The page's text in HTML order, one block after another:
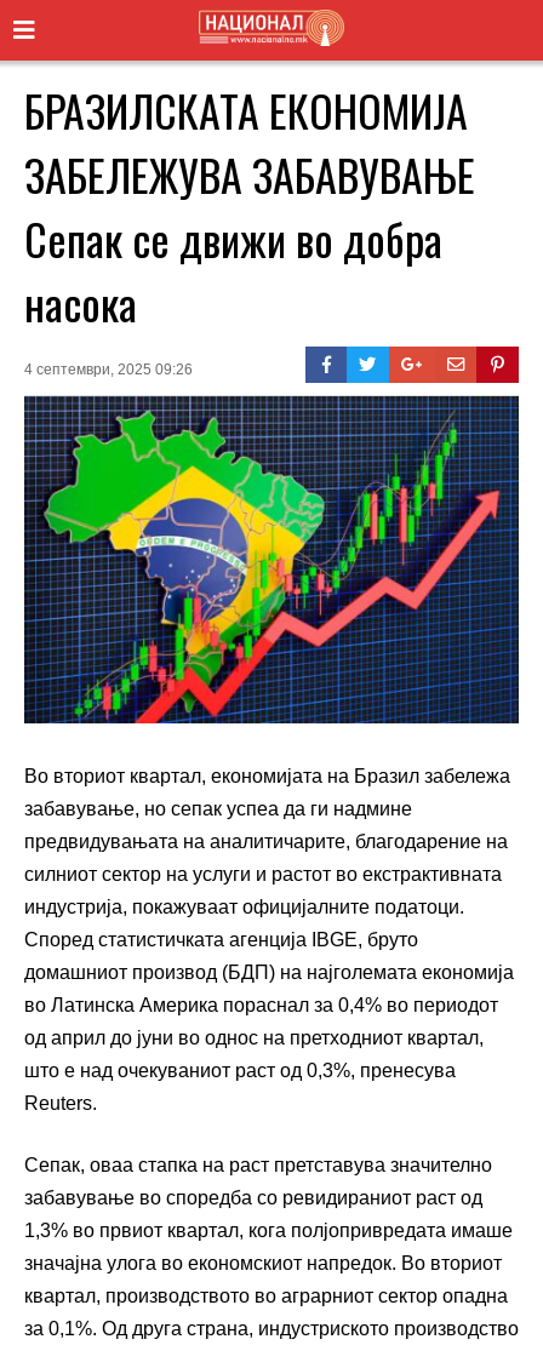
БРАЗИЛСКАТА ЕКОНОМИЈА
ЗАБЕЛЕЖУВА ЗАБАВУВАЊЕ
Сепак се движи во добра
насока
4 септември, 2025 09:26
Во вториот квартал, економијата на Бразил забележа
забавување, но сепак успеа да ги надмине
предвидувањата на аналитичарите, благодарение на
силниот сектор на услуги и растот во екстрактивната
индустрија, покажуваат официјалните податоци.
Според статистичката агенција IBGE, бруто
домашниот производ (БДП) на најголемата економија
во Латинска Америка пораснал за 0,4% во периодот
од април до јуни во однос на претходниот квартал,
што е над очекуваниот раст од 0,3%, пренесува
Reuters.
Сепак, оваа стапка на раст претставува значително
забавување во споредба со ревидираниот раст од
1,3% во првиот квартал, кога полјопривредата имаше
значајна улога во економскиот напредок. Во вториот
квартал, производството во аграрниот сектор опадна
за 0,1%. Од друга страна, индустриското производство